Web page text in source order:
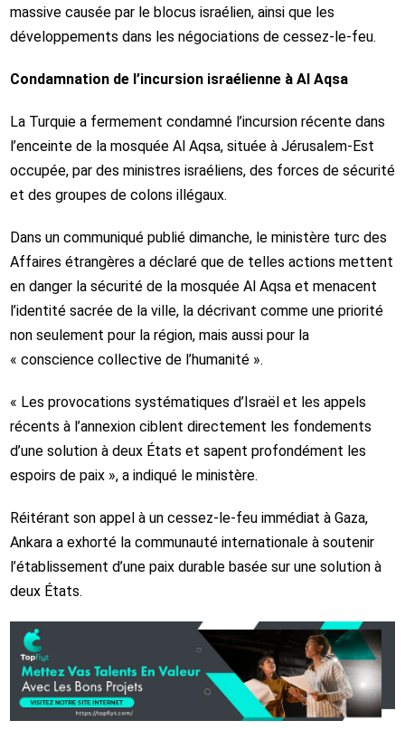
massive causée par le blocus israélien, ainsi que les
développements dans les négociations de cessez-le-feu.
Condamnation de l’incursion israélienne à Al Aqsa
La Turquie a fermement condamné l’incursion récente dans
l’enceinte de la mosquée Al Aqsa, située à Jérusalem-Est
occupée, par des ministres israéliens, des forces de sécurité
et des groupes de colons illégaux.
Dans un communiqué publié dimanche, le ministère turc des
Affaires étrangères a déclaré que de telles actions mettent
en danger la sécurité de la mosquée Al Aqsa et menacent
l’identité sacrée de la ville, la décrivant comme une priorité
non seulement pour la région, mais aussi pour la
« conscience collective de l’humanité ».
« Les provocations systématiques d’Israël et les appels
récents à l’annexion ciblent directement les fondements
d’une solution à deux États et sapent profondément les
espoirs de paix », a indiqué le ministère.
Réitérant son appel à un cessez-le-feu immédiat à Gaza,
Ankara a exhorté la communauté internationale à soutenir
l’établissement d’une paix durable basée sur une solution à
deux États.